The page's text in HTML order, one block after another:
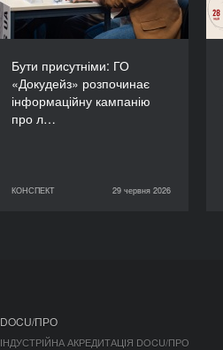
Бути присутніми: ГО
«Докудейз» розпочинає
інформаційну кампанію
про л…
КОНСПЕКТ 29 червня 2026
КОНСПЕКТ
29 червня 2026
DOCU/ПРО
ІНДУСТРІЙНА АКРЕДИТАЦІЯ DOCU/ПРО